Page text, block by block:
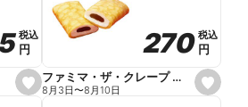
s
e
税込
税込
円
円
s
e
270
270 税込
税込
円
円
ファミマ・ザ・クレープ 生チョコ
8月3日〜8月10日